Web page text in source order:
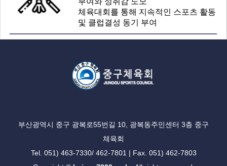
체육대회를 통해 지속적인 스포츠 활동
및 클럽결성 동기 부여
부산광역시 중구 광복로55번길 10, 광복동주민센터 3층 중구
체육회
Tel. 051) 463-7330/ 462-7801 | Fax. 051) 462-7803